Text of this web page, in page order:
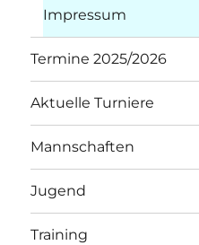
Impressum
Termine 2025/2026
Aktuelle Turniere
Mannschaften
Jugend
Training